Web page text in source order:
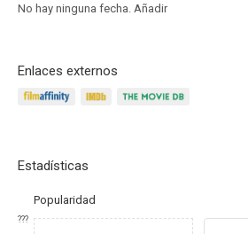
No hay ninguna fecha. Añadir
Enlaces externos
Estadísticas
Popularidad
???